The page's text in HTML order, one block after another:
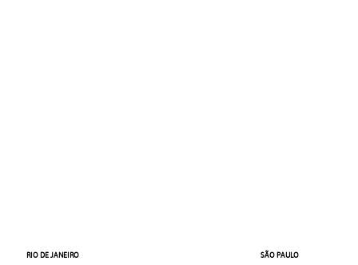
RIO DE JANEIRO SÃO PAULO